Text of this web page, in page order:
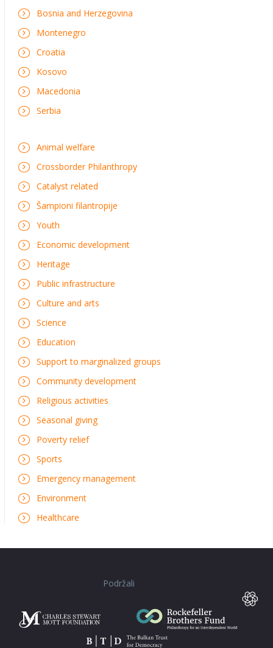
Bosnia and Herzegovina
Montenegro
Croatia
Kosovo
Macedonia
Serbia
Animal welfare
Crossborder Philanthropy
Catalyst related
Šampioni filantropije
Youth
Economic development
Heritage
Public infrastructure
Culture and arts
Science
Education
Support to marginalized groups
Community development
Religious activities
Seasonal giving
Poverty relief
Sports
Emergency management
Environment
Healthcare
Podržali